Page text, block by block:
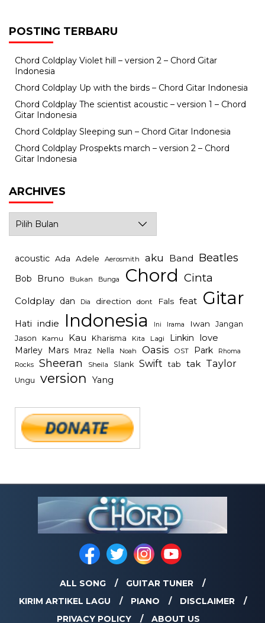
POSTING TERBARU
Chord Coldplay Violet hill – version 2 – Chord Gitar
Indonesia
Chord Coldplay Up with the birds – Chord Gitar Indonesia
Chord Coldplay The scientist acoustic – version 1 – Chord
Gitar Indonesia
Chord Coldplay Sleeping sun – Chord Gitar Indonesia
Chord Coldplay Prospekts march – version 2 – Chord
Gitar Indonesia
ARCHIVES
acoustic Ada Adele Aerosmith aku Band Beatles
Bob Bruno Bukan Bunga Chord Cinta
Coldplay dan Dia direction dont Fals feat Gitar
Hati indie Indonesia Ini Irama Iwan Jangan
Jason Kamu Kau Kharisma Kita Lagi Linkin love
Marley Mars Mraz Nella Noah Oasis OST Park Rhoma
Rocks Sheeran Sheila Slank Swift tab tak Taylor
Ungu version Yang
ALL SONG
GUITAR TUNER
KIRIM ARTIKEL LAGU
PIANO
DISCLAIMER
PRIVACY POLICY
ABOUT US